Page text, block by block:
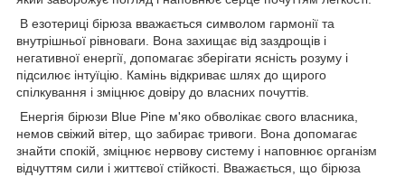
В езотериці бірюза вважається символом гармонії та
внутрішньої рівноваги. Вона захищає від заздрощів і
негативної енергії, допомагає зберігати ясність розуму і
підсилює інтуїцію. Камінь відкриває шлях до щирого
спілкування і зміцнює довіру до власних почуттів.
Енергія бірюзи Blue Pine м'яко обволікає свого власника,
немов свіжий вітер, що забирає тривоги. Вона допомагає
знайти спокій, зміцнює нервову систему і наповнює організм
відчуттям сили і життєвої стійкості. Вважається, що бірюза